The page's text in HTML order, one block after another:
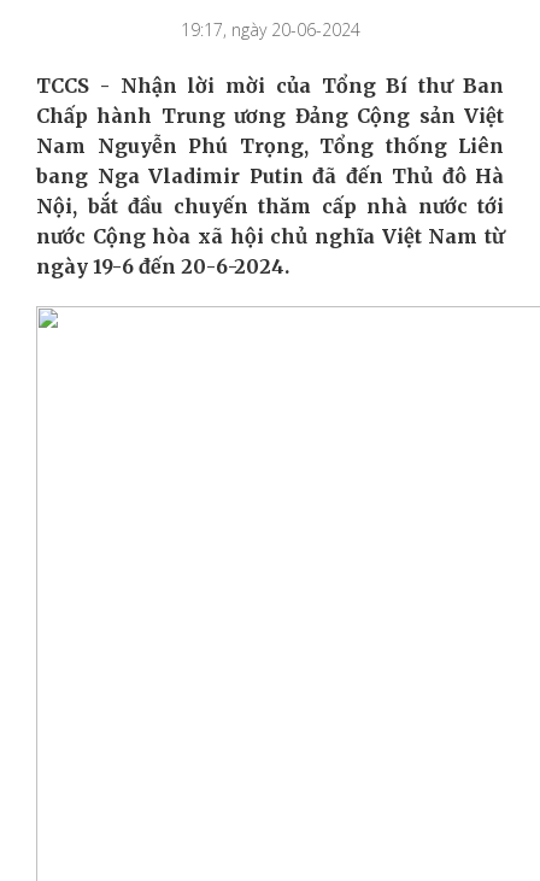
19:17, ngày 20-06-2024
TCCS - Nhận lời mời của Tổng Bí thư Ban
Chấp hành Trung ương Đảng Cộng sản Việt
Nam Nguyễn Phú Trọng, Tổng thống Liên
bang Nga Vladimir Putin đã đến Thủ đô Hà
Nội, bắt đầu chuyến thăm cấp nhà nước tới
nước Cộng hòa xã hội chủ nghĩa Việt Nam từ
ngày 19-6 đến 20-6-2024.